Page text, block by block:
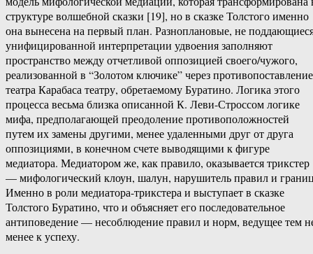
структуре волшебной сказки [19], но в сказке Толстого именно
она вынесена на первый план. Разноплановые, не
унифицированной интерпретации удвоения заполняют
пространство между отчетливой оппозицией своего/чужого,
реализованной в “Золотом ключике” через противопоставление
театра Карабаса театру, обретаемому Буратино. Логика этого
процесса весьма близка описанной К. Леви-Строссом логике
мифа, предполагающей преодоление противоположностей
путем их замены другими, менее удаленными друг от друга
оппозициями, в конечном счете выводящими к фигуре
медиатора. Медиатором же, как правило, оказывается трикстер
— мифологический клоун, шалун, нарушитель правил и
Именно в роли медиатора-трикстера и выступает в сказке
Толстого Буратино, что и объясняет его последовательное
антиповедение — несоблюдение правил и норм, ведущее тем
менее к успеху.